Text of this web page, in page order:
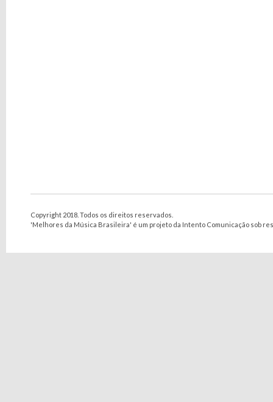
Copyright 2018. Todos os direitos reservados.
'Melhores da Música Brasileira' é um projeto da Intento Comunicação sob